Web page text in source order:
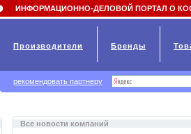
value
Все новости компаний
ИНФОРМАЦИОННО-ДЕЛОВОЙ ПОРТАЛ О
Производители Бренды
рекомендовать партнеру